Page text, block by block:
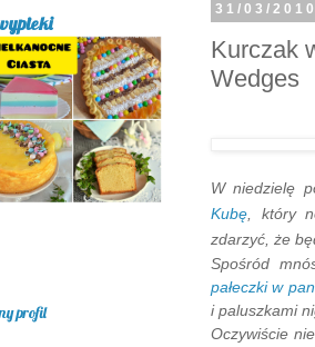
31/03/
Kurczak
Wedges
W niedzielę
Kubę , który
zdarzyć, że
Spośród
pałeczki w
i paluszkami
Oczywiście
profil